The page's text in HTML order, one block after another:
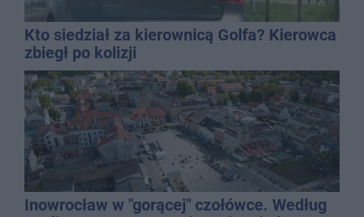
Kto siedział za kierownicą Golfa? Kierowca
zbiegł po kolizji
Inowrocław w "gorącej" czołówce. Według